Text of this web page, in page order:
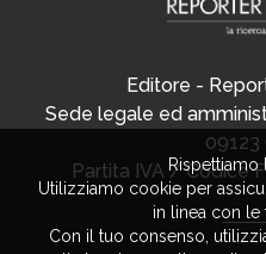
Editore -
Sede legale ed
09123
Partita IVA / Codice
Rispettiamo
Utilizziamo cookie per
in linea con le
Con il tuo consenso,